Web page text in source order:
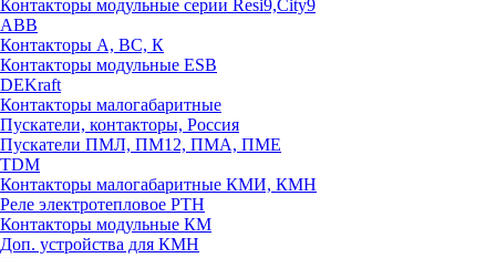
Контакторы модульные серии Resi9,City9
ABB
Контакторы А, ВС, К
Контакторы модульные ESB
DEKraft
Контакторы малогабаритные
Пускатели, контакторы, Россия
Пускатели ПМЛ, ПМ12, ПМА, ПМЕ
TDM
Контакторы малогабаритные КМИ, КМН
Реле электротепловое РТН
Контакторы модульные КМ
Доп. устройства для КМН